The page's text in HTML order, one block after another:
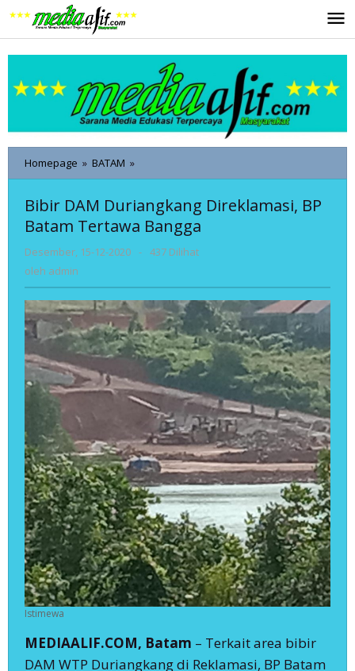
ke
konten
Homepage » BATAM »
DAM
Direklamasi,
BP
Tertawa
Bibir DAM Duriangkang Direklamasi, BP
Batam Tertawa Bangga
Desember, 15-12-2020 oleh
- 437 Dilihat
oleh admin
Istimewa
MEDIAALIF.COM, Batam – Terkait area bibir
DAM WTP Duriangkang di Reklamasi, BP Batam